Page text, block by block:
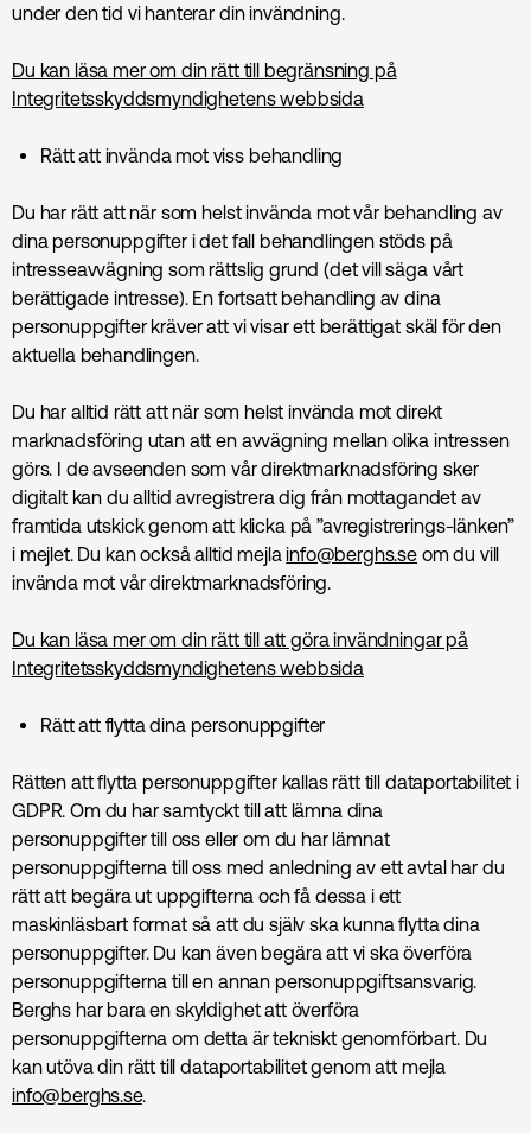
under den tid vi hanterar din invändning.
Du kan läsa mer om din rätt till begränsning på
Integritetsskyddsmyndighetens webbsida
Rätt att invända mot viss behandling
Du har rätt att när som helst invända mot vår behandling av
dina personuppgifter i det fall behandlingen stöds på
intresseavvägning som rättslig grund (det vill säga vårt
berättigade intresse). En fortsatt behandling av dina
personuppgifter kräver att vi visar ett berättigat skäl för den
aktuella behandlingen.
Du har alltid rätt att när som helst invända mot direkt
marknads­föring utan att en avvägning mellan olika intressen
görs. I de avseenden som vår direktmarknadsföring sker
digitalt kan du alltid avregistrera dig från mottagandet av
framtida utskick genom att klicka på ”avregistrerings-länken”
i mejlet. Du kan också alltid mejlainfo@berghs.se om du vill
invända mot vår direktmarknadsföring.
Du kan läsa mer om din rätt till att göra invändningar på
Integritetsskyddsmyndighetens webbsida
Rätt att flytta dina personuppgifter
Rätten att flytta personuppgifter kallas rätt till dataportabilitet i
GDPR. Om du har samtyckt till att lämna dina
personuppgifter till oss eller om du har lämnat
personuppgifterna till oss med anledning av ett avtal har du
rätt att begära ut uppgifterna och få dessa i ett
maskinläsbart format så att du själv ska kunna flytta dina
personuppgifter. Du kan även begära att vi ska överföra
personuppgifterna till en annan personuppgiftsansvarig.
Berghs har bara en skyldighet att överföra
personuppgifterna om detta är tekniskt genomförbart. Du
kan utöva din rätt till dataportabilitet genom att mejla
info@berghs.se.